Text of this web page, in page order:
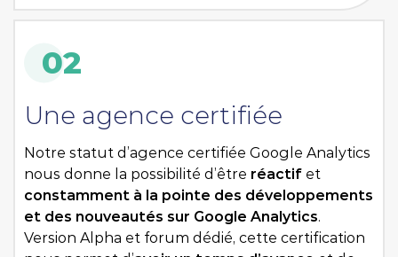
02
Une agence certifiée
Notre statut d’agence certifiée Google Analytics
nous donne la possibilité d’être réactif et
constamment à la pointe des développements
et des nouveautés sur Google Analytics.
Version Alpha et forum dédié, cette certification